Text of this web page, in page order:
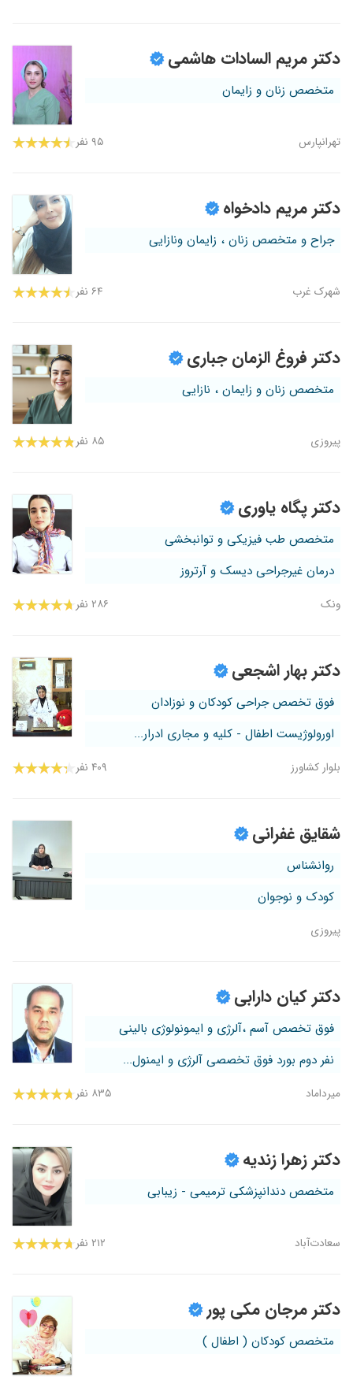
دکتر مریم السادات هاشمی
متخصص زنان و زایمان
تهرانپارس ۹۵ نفر
دکتر مریم دادخواه
جراح و متخصص زنان ، زایمان ونازایی
شهرک غرب ۶۴ نفر
دکتر فروغ الزمان جباری
متخصص زنان و زایمان ، نازایی
پیروزی ۸۵ نفر
دکتر پگاه یاوری
متخصص طب فیزیکی و توانبخشی
درمان غیرجراحی دیسک و آرتروز
ونک ۲۸۶ نفر
دکتر بهار اشجعی
فوق تخصص جراحی کودکان و نوزادان
اورولوژیست اطفال - کلیه و مجاری ادرار...
بلوار کشاورز ۴۰۹ نفر
شقایق غفرانی
روانشناس
کودک و نوجوان
پیروزی
دکتر کیان دارابی
فوق تخصص آسم ،آلرژی و ایمونولوژی بالینی
نفر دوم بورد فوق تخصصی آلرژی و ایمنول...
میرداماد ۸۳۵ نفر
دکتر زهرا زندیه
متخصص دندانپزشکی ترمیمی - زیبابی
سعادت‌آباد ۲۱۲ نفر
دکتر مرجان مکی پور
متخصص کودکان ( اطفال )